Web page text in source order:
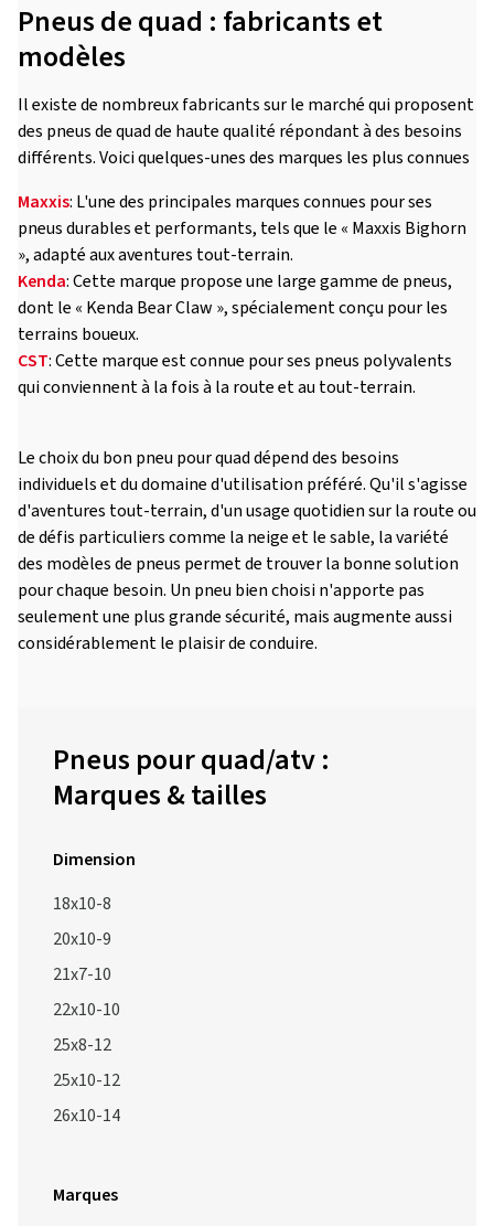
Pneus de quad : fabricants et
modèles
Il existe de nombreux fabricants sur le marché qui proposent
des pneus de quad de haute qualité répondant à des besoins
différents. Voici quelques-unes des marques les plus connues
Maxxis: L'une des principales marques connues pour ses
pneus durables et performants, tels que le « Maxxis Bighorn
», adapté aux aventures tout-terrain.
Kenda: Cette marque propose une large gamme de pneus,
dont le « Kenda Bear Claw », spécialement conçu pour les
terrains boueux.
CST: Cette marque est connue pour ses pneus polyvalents
qui conviennent à la fois à la route et au tout-terrain.
Le choix du bon pneu pour quad dépend des besoins
individuels et du domaine d'utilisation préféré. Qu'il s'agisse
d'aventures tout-terrain, d'un usage quotidien sur la route ou
de défis particuliers comme la neige et le sable, la variété
des modèles de pneus permet de trouver la bonne solution
pour chaque besoin. Un pneu bien choisi n'apporte pas
seulement une plus grande sécurité, mais augmente aussi
considérablement le plaisir de conduire.
Pneus pour quad/atv :
Marques & tailles
Dimension
18x10-8
20x10-9
21x7-10
22x10-10
25x8-12
25x10-12
26x10-14
Marques